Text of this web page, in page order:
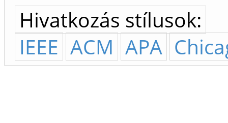
Hivatkozás stílusok:
IEEE ACM APA